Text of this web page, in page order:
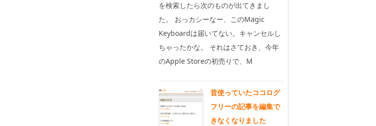
を検索したら次のものが出てきまし
た。 おっカシーなー、このMagic
Keyboardは届いてない。キャンセルし
ちゃったかな。 それはさておき、今年
のApple Storeの初売りで、M
昔使っていたココログ
フリーの記事を編集で
きなくなりました